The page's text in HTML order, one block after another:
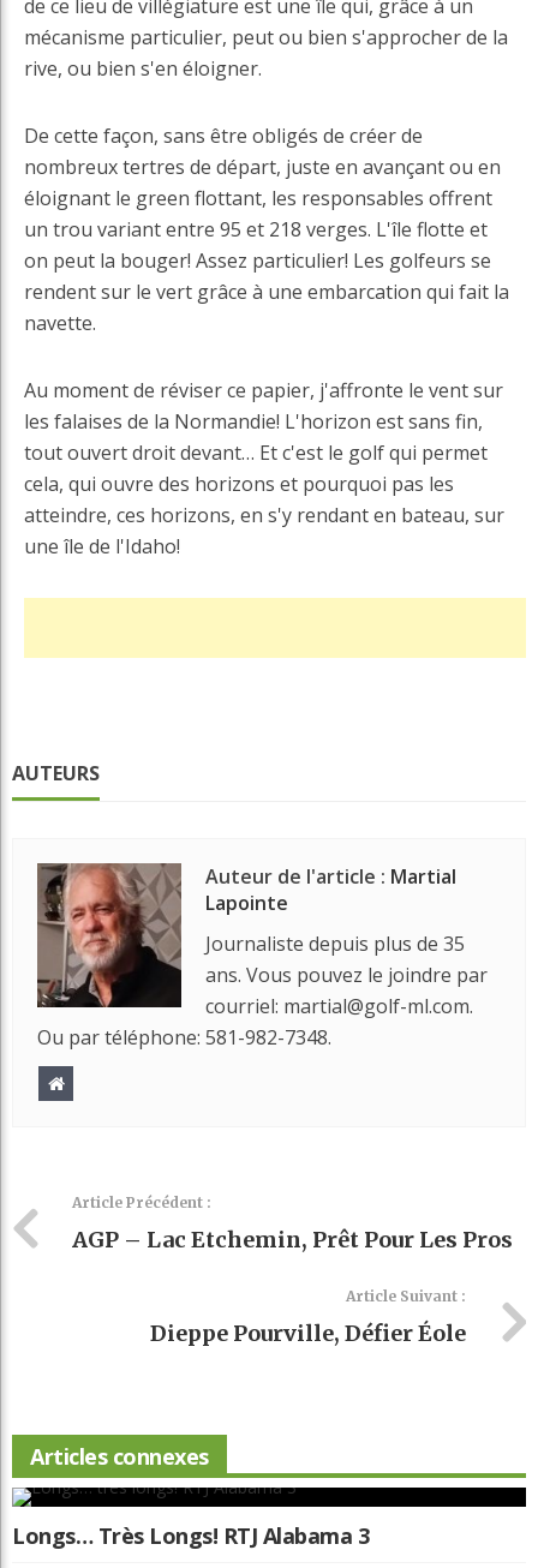
de ce lieu de villégiature est une île qui, grâce à un
mécanisme particulier, peut ou bien s'approcher de la
rive, ou bien s'en éloigner.
De cette façon, sans être obligés de créer de
nombreux tertres de départ, juste en avançant ou en
éloignant le green flottant, les responsables offrent
un trou variant entre 95 et 218 verges. L'île flotte et
on peut la bouger! Assez particulier! Les golfeurs se
rendent sur le vert grâce à une embarcation qui fait la
navette.
Au moment de réviser ce papier, j'affronte le vent sur
les falaises de la Normandie! L'horizon est sans fin,
tout ouvert droit devant… Et c'est le golf qui permet
cela, qui ouvre des horizons et pourquoi pas les
atteindre, ces horizons, en s'y rendant en bateau, sur
une île de l'Idaho!
AUTEURS
Auteur de l'article : Martial
Lapointe
Journaliste depuis plus de 35
ans. Vous pouvez le joindre par
courriel: martial@golf-ml.com.
Ou par téléphone: 581-982-7348.
Article Précédent :
AGP – Lac Etchemin, Prêt Pour Les Pros
Article Suivant :
Dieppe Pourville, Défier Éole
Articles connexes
Longs… Très Longs! RTJ Alabama 3